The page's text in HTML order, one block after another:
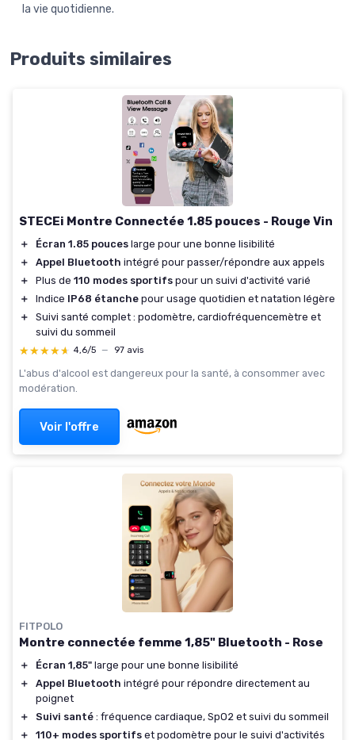
la vie quotidienne.
Produits similaires
STECEi Montre Connectée 1.85 pouces - Rouge Vin
＋ Écran 1.85 pouces large pour une bonne lisibilité
＋
Appel Bluetooth intégré pour passer/répondre aux appels
＋
Plus de 110 modes sportifs pour un suivi d'activité varié
＋
Indice IP68 étanche pour usage quotidien et natation légère
＋
Suivi santé complet : podomètre, cardiofréquencemètre et
suivi du sommeil
★★★★★
★★★★★ 4,6/5 — 97 avis
L'abus d'alcool est dangereux pour la santé, à consommer avec
modération.
Voir l'offre
FITPOLO
Montre connectée femme 1,85" Bluetooth - Rose
＋ Écran 1,85" large pour une bonne lisibilité
＋
Appel Bluetooth intégré pour répondre directement au
poignet
＋
Suivi santé : fréquence cardiaque, SpO2 et suivi du sommeil
＋
110+ modes sportifs et podomètre pour le suivi d'activités